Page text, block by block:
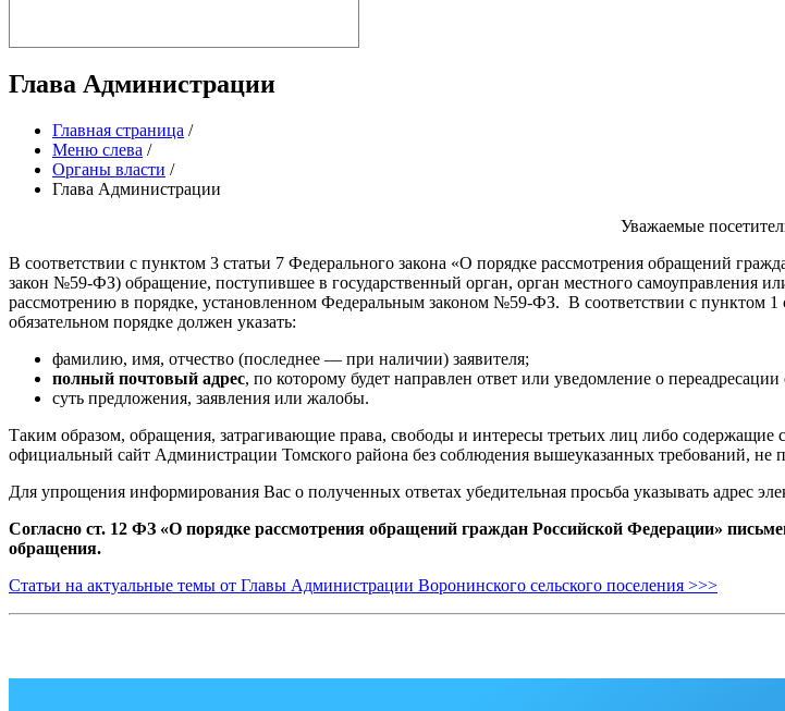
Глава Администрации
Главная страница /
Меню слева /
Органы власти /
Глава Администрации
Уважаемые
В соответствии с пунктом 3 статьи 7 Федерального закона «О порядке рассмотрения обращений
закон №59-ФЗ) обращение, поступившее в государственный орган, орган местного
рассмотрению в порядке, установленном Федеральным законом №59-ФЗ. В соответствии с пунктом
обязательном порядке должен указать:
фамилию, имя, отчество (последнее — при наличии) заявителя;
полный почтовый адрес, по которому будет направлен ответ или уведомление о
суть предложения, заявления или жалобы.
Таким образом, обращения, затрагивающие права, свободы и интересы третьих лиц либо
официальный сайт Администрации Томского района без соблюдения вышеуказанных требований, не
Для упрощения информирования Вас о полученных ответах убедительная просьба указывать адрес
Согласно ст. 12 ФЗ «О порядке рассмотрения обращений граждан Российской Федерации»
обращения.
Статьи на актуальные темы от Главы Администрации Воронинского сельского поселения >>>